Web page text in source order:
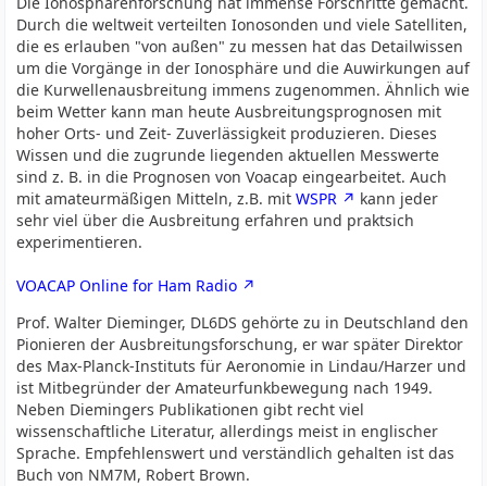
Durch die weltweit verteilten Ionosonden und viele Satelliten,
die es erlauben "von außen" zu messen hat das Detailwissen
um die Vorgänge in der Ionosphäre und die Auwirkungen auf
die Kurwellenausbreitung immens zugenommen. Ähnlich wie
beim Wetter kann man heute Ausbreitungsprognosen mit
hoher Orts- und Zeit- Zuverlässigkeit produzieren. Dieses
Wissen und die zugrunde liegenden aktuellen Messwerte
sind z. B. in die Prognosen von Voacap eingearbeitet. Auch
mit amateurmäßigen Mitteln, z.B. mitWSPR
kann jeder
sehr viel über die Ausbreitung erfahren und praktsich
experimentieren.
VOACAP Online for Ham Radio
Prof. Walter Dieminger, DL6DS gehörte zu in Deutschland den
Pionieren der Ausbreitungsforschung, er war später Direktor
des Max-Planck-Instituts für Aeronomie in Lindau/Harzer und
ist Mitbegründer der Amateurfunkbewegung nach 1949.
Neben Diemingers Publikationen gibt recht viel
wissenschaftliche Literatur, allerdings meist in englischer
Sprache. Empfehlenswert und verständlich gehalten ist das
Buch von NM7M, Robert Brown.